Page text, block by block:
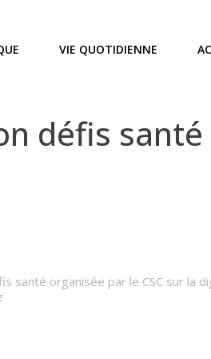
VIE QUOTIDIENNE
défis
santé organisée par le CSC sur la